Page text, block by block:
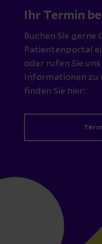
Ihr Termin
Buchen Sie gerne
Patientenportal
oder rufen Sie
Informationen zu
finden Sie hier: